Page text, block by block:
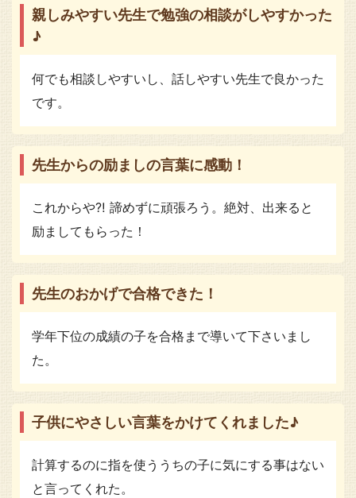
親しみやすい先生で勉強の相談がしやすかった
♪
何でも相談しやすいし、話しやすい先生で良かった
です。
先生からの励ましの言葉に感動！
これからや⁈ 諦めずに頑張ろう。絶対、出来ると
励ましてもらった！
先生のおかげで合格できた！
学年下位の成績の子を合格まで導いて下さいまし
た。
子供にやさしい言葉をかけてくれました♪
計算するのに指を使ううちの子に気にする事はない
と言ってくれた。